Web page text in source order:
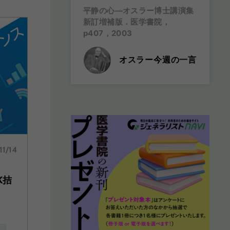
14
拮
平静の心―オスラー博士講演集
新訂増補版．医学書院，
p407，2003
オスラー今週の一言